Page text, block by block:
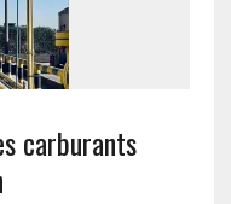
carburants